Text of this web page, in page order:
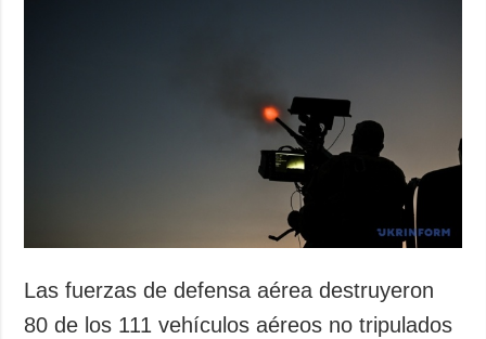
Las fuerzas de defensa aérea destruyeron
80 de los 111 vehículos aéreos no tripulados